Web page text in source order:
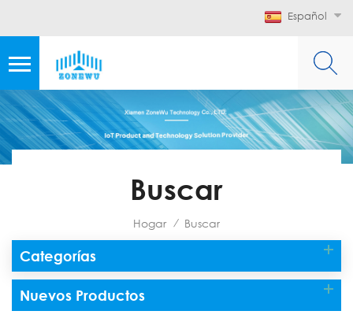
Español
Buscar
Hogar / Buscar
Categorías
Nuevos Productos